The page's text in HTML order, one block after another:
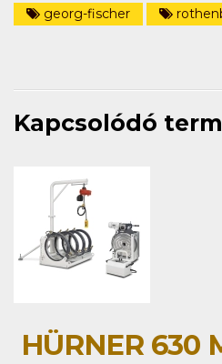
georg-fischer
Kapcsolódó
HÜRNER 630